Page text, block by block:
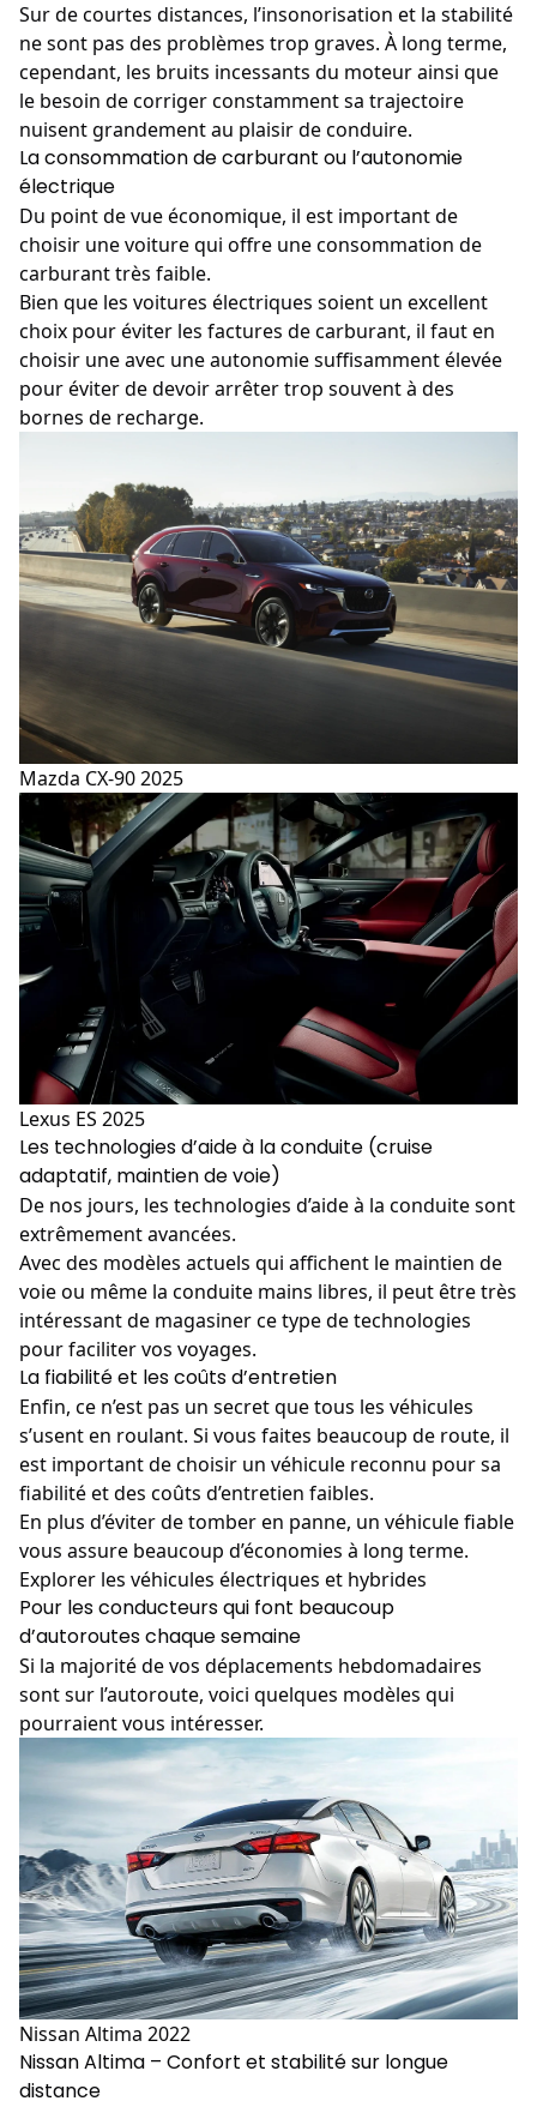
Sur de courtes distances, l’insonorisation et la stabilité
ne sont pas des problèmes trop graves. À long terme,
cependant, les bruits incessants du moteur ainsi que
le besoin de corriger constamment sa trajectoire
nuisent grandement au plaisir de conduire.
La consommation de carburant ou l’autonomie
électrique
Du point de vue économique, il est important de
choisir une voiture qui offre une consommation de
carburant très faible.
Bien que les voitures électriques soient un excellent
choix pour éviter les factures de carburant, il faut en
choisir une avec une autonomie suffisamment élevée
pour éviter de devoir arrêter trop souvent à des
bornes de recharge.
Mazda CX-90 2025
Lexus ES 2025
Les technologies d’aide à la conduite (cruise
adaptatif, maintien de voie)
De nos jours, les technologies d’aide à la conduite sont
extrêmement avancées.
Avec des modèles actuels qui affichent le maintien de
voie ou même la conduite mains libres, il peut être très
intéressant de magasiner ce type de technologies
pour faciliter vos voyages.
La fiabilité et les coûts d’entretien
Enfin, ce n’est pas un secret que tous les véhicules
s’usent en roulant. Si vous faites beaucoup de route, il
est important de choisir un véhicule reconnu pour sa
fiabilité et des coûts d’entretien faibles.
En plus d’éviter de tomber en panne, un véhicule fiable
vous assure beaucoup d’économies à long terme.
Explorer les véhicules électriques et hybrides
Pour les conducteurs qui font beaucoup
d’autoroutes chaque semaine
Si la majorité de vos déplacements hebdomadaires
sont sur l’autoroute, voici quelques modèles qui
pourraient vous intéresser.
Nissan Altima 2022
Nissan Altima – Confort et stabilité sur longue
distance